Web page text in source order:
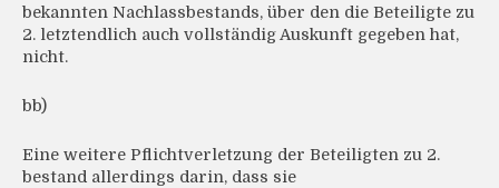
bekannten Nachlassbestands, über den die Beteiligte zu
2. letztendlich auch vollständig Auskunft gegeben hat,
nicht.
bb)
Eine weitere Pflichtverletzung der Beteiligten zu 2.
bestand allerdings darin, dass sie